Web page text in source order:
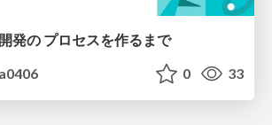
発の プロセスを作るまで
0 33